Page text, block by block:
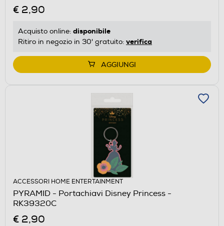
€ 2,90
Acquisto online: disponibile
Ritiro in negozio in 30' gratuito: verifica
AGGIUNGI
ACCESSORI HOME ENTERTAINMENT
PYRAMID - Portachiavi Disney Princess -
RK39320C
€ 2,90